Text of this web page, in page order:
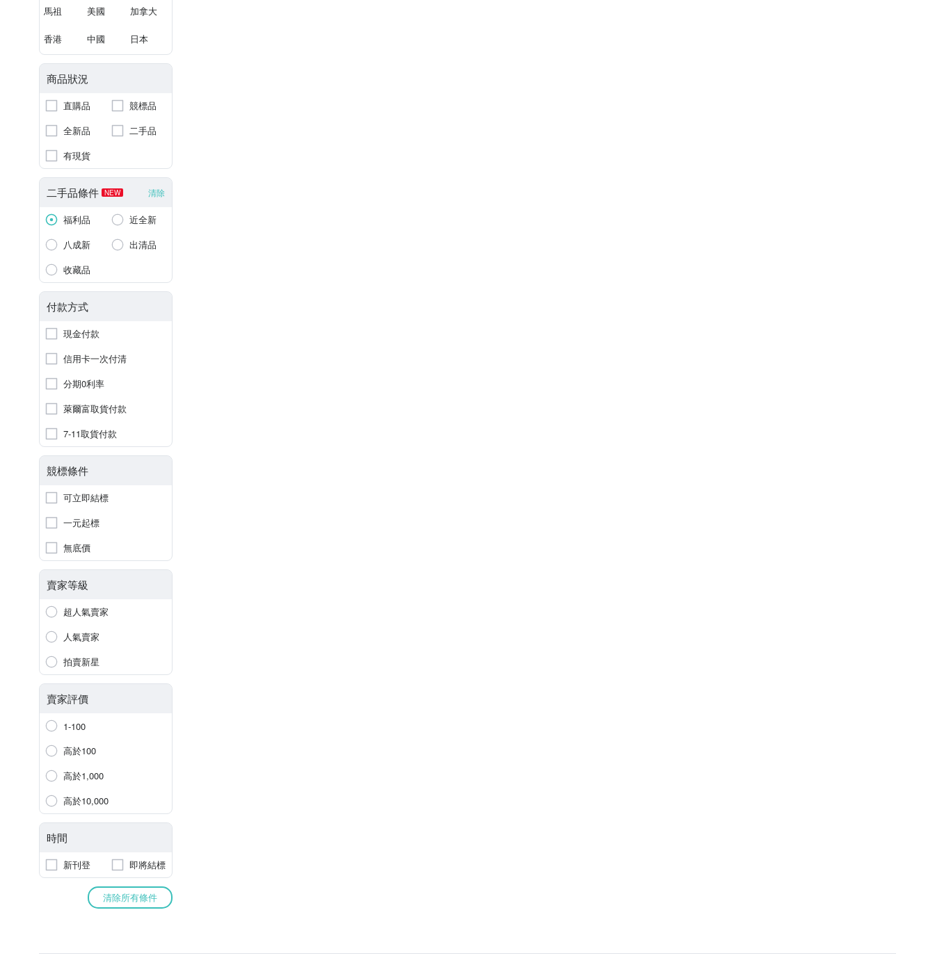
馬祖 美國 加拿大
香港 中國 日本
商品狀況
直購品
競標品
全新品
二手品
有現貨
二手品條件 NEW 清除
福利品
近全新
八成新
出清品
收藏品
付款方式
現金付款
信用卡一次付清
分期0利率
萊爾富取貨付款
7-11取貨付款
競標條件
可立即結標
一元起標
無底價
賣家等級
超人氣賣家
人氣賣家
拍賣新星
賣家評價
1-100
高於100
高於1,000
高於10,000
時間
新刊登 即將結標
清除所有條件